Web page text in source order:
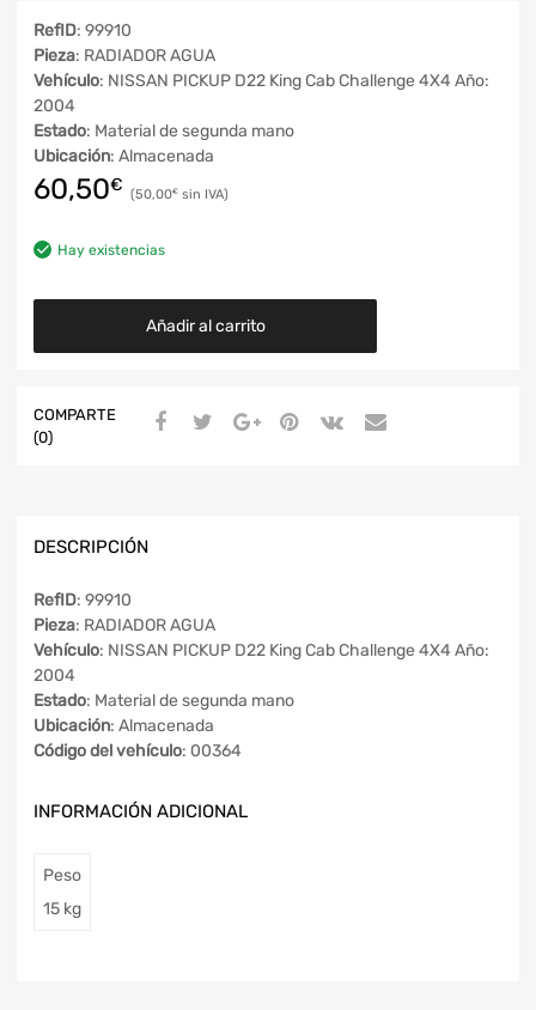
RefID: 99910
Pieza: RADIADOR AGUA
Vehículo: NISSAN PICKUP D22 King Cab Challenge 4X4 Año:
2004
Estado: Material de segunda mano
Ubicación: Almacenada
60,50€ 50,00€
Hay existencias
Añadir al carrito
COMPARTE
(0)
DESCRIPCIÓN
RefID: 99910
Pieza: RADIADOR AGUA
Vehículo: NISSAN PICKUP D22 King Cab Challenge 4X4 Año:
2004
Estado: Material de segunda mano
Ubicación: Almacenada
Código del vehículo: 00364
INFORMACIÓN ADICIONAL
Peso
15 kg